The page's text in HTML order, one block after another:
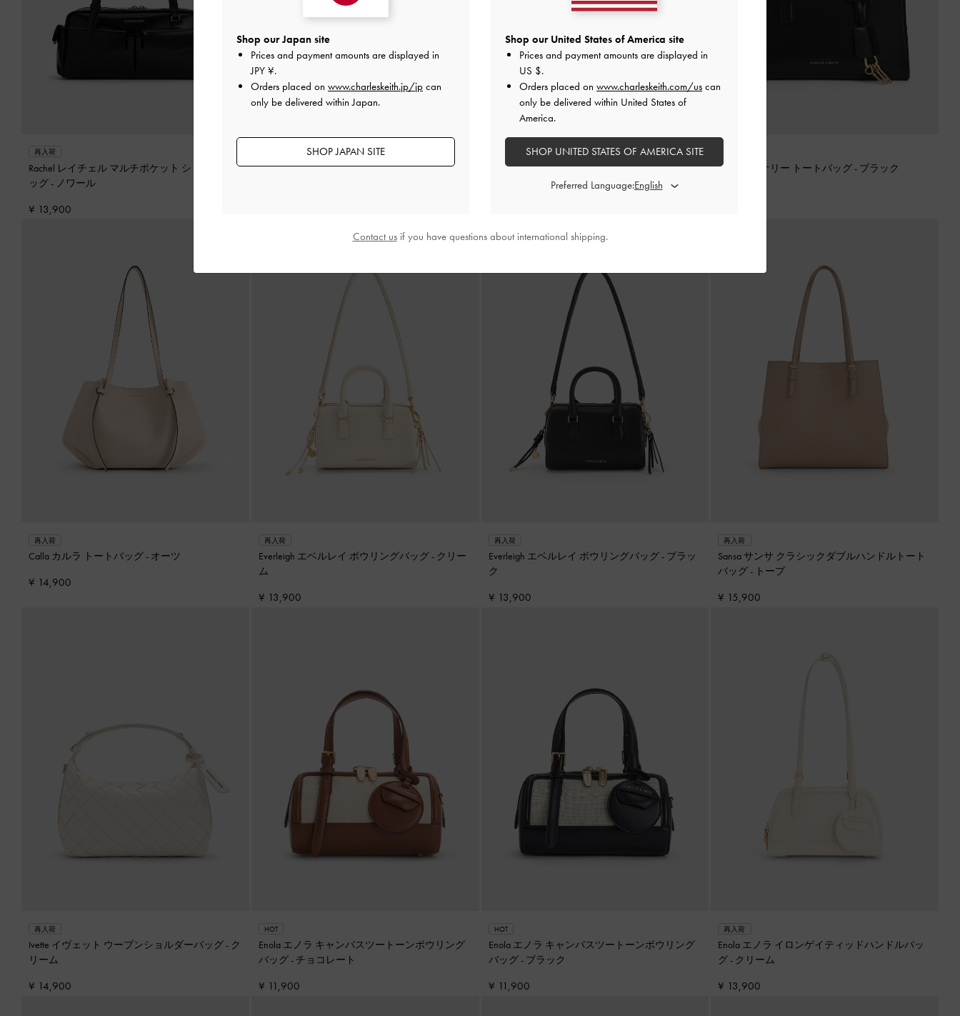
再入荷
Rachel レイチェル マルチポケット ショルダーバ
ッグ - ノワール
¥ 13,900
Kerry ミニケリー トートバッグ-クリーム Kerry ミニケリー トートバッグ-マルベリープラ
Kerry ミニケリー トートバッグ - ブラック
再入荷
Calla カルラ トートバッグ - オーツ
¥ 14,900
再入荷
Everleigh エベルレイ ボウリングバッグ - クリー
ム
¥ 13,900
再入荷
Everleigh エベルレイ ボウリングバッグ - ブラッ
ク
¥ 13,900
再入荷
Sansa サンサ クラシックダブルハンドルトート
バッグ - トープ
¥ 15,900
再入荷
Ivette イヴェット ウーブンショルダーバッグ - ク
リーム
¥ 14,900
HOT
Enola エノラ キャンバスツートーンボウリング
バッグ - チョコレート
¥ 11,900
HOT
Enola エノラ キャンバスツートーンボウリング
バッグ - ブラック
¥ 11,900
再入荷
Enola エノラ イロンゲイティッドハンドルバッ
グ - クリーム
¥ 13,900
Shop our Japan site
Prices and payment amounts are displayed in
JPY ¥.
Orders placed on www.charleskeith.jp/jp can
only be delivered within Japan.
SHOP JAPAN SITE
Shop our United States of America site
Prices and payment amounts are displayed in
US $.
Orders placed on www.charleskeith.com/us can
only be delivered within United States of
America.
SHOP UNITED STATES OF AMERICA SITE
Preferred Language:
Contact usif you have questions about international shipping.